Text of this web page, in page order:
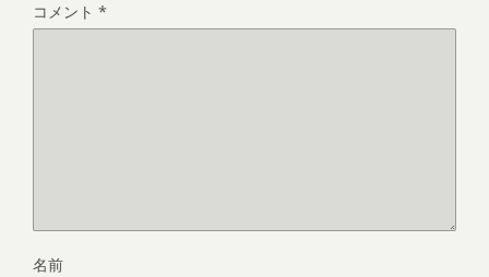
コメント *
名前